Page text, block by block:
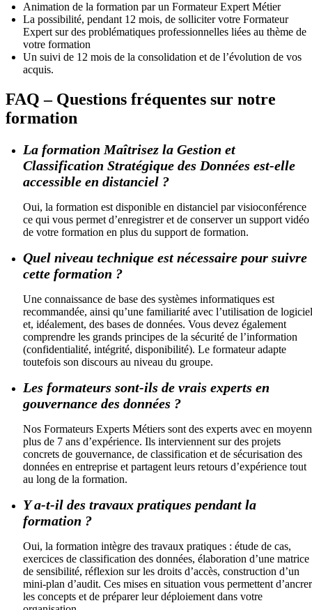
Animation de la formation par un Formateur Expert Métier
La possibilité, pendant 12 mois, de solliciter votre Formateur
Expert sur des problématiques professionnelles liées au thème de
votre formation
Un suivi de 12 mois de la consolidation et de l’évolution de vos
acquis.
FAQ – Questions fréquentes sur notre
formation
La formation Maîtrisez la Gestion et
Classification Stratégique des Données est-elle
accessible en distanciel ?
Oui, la formation est disponible en distanciel par visioconférence
ce qui vous permet d’enregistrer et de conserver un support vidéo
de votre formation en plus du support de formation.
Quel niveau technique est nécessaire pour suivre
cette formation ?
Une connaissance de base des systèmes informatiques est
recommandée, ainsi qu’une familiarité avec l’utilisation de
et, idéalement, des bases de données. Vous devez également
comprendre les grands principes de la sécurité de l’information
(confidentialité, intégrité, disponibilité). Le formateur adapte
toutefois son discours au niveau du groupe.
Les formateurs sont-ils de vrais experts en
gouvernance des données ?
Nos Formateurs Experts Métiers sont des experts avec en
plus de 7 ans d’expérience. Ils interviennent sur des projets
concrets de gouvernance, de classification et de sécurisation des
données en entreprise et partagent leurs retours d’expérience tout
au long de la formation.
Y a-t-il des travaux pratiques pendant la
formation ?
Oui, la formation intègre des travaux pratiques : étude de cas,
exercices de classification des données, élaboration d’une matrice
de sensibilité, réflexion sur les droits d’accès, construction d’un
mini-plan d’audit. Ces mises en situation vous permettent d’ancrer
les concepts et de préparer leur déploiement dans votre